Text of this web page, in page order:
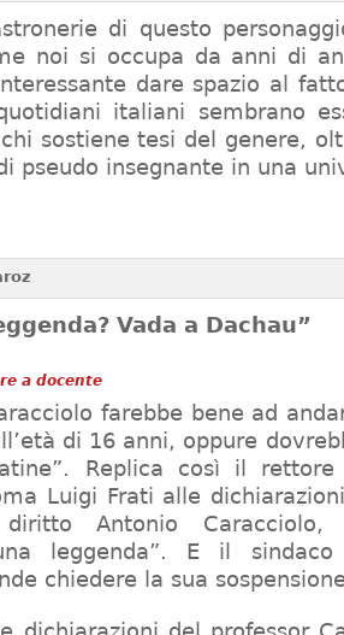
di questo
noi si occupa da anni di
dare spazio al fatto
italiani sembrano
sostiene tesi del genere,
pseudo insegnante in una
Vada a Dachau”
a docente
farebbe bene ad
di 16 anni, oppure
Replica così il rettore
Luigi Frati alle
Antonio
leggenda”. E il
chiedere la sua